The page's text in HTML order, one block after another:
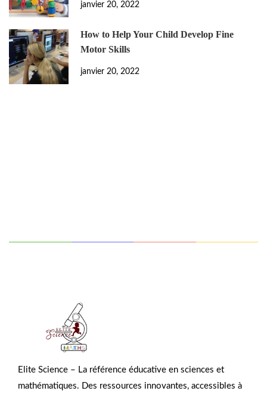
janvier 20, 2022
How to Help Your Child Develop Fine
Motor Skills
janvier 20, 2022
Elite Science – La référence éducative en sciences et
mathématiques. Des ressources innovantes, accessibles à